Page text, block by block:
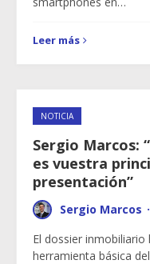
Leer más
NOTICIA
Sergio Marcos:
es vuestra
presentación”
Sergio Marcos ·
El dossier inmobiliario
herramienta básica